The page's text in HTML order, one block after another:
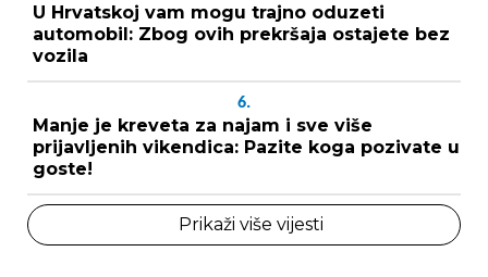
U Hrvatskoj vam mogu trajno oduzeti
automobil: Zbog ovih prekršaja ostajete bez
vozila
6.
Manje je kreveta za najam i sve više
prijavljenih vikendica: Pazite koga pozivate u
goste!
Prikaži više vijesti